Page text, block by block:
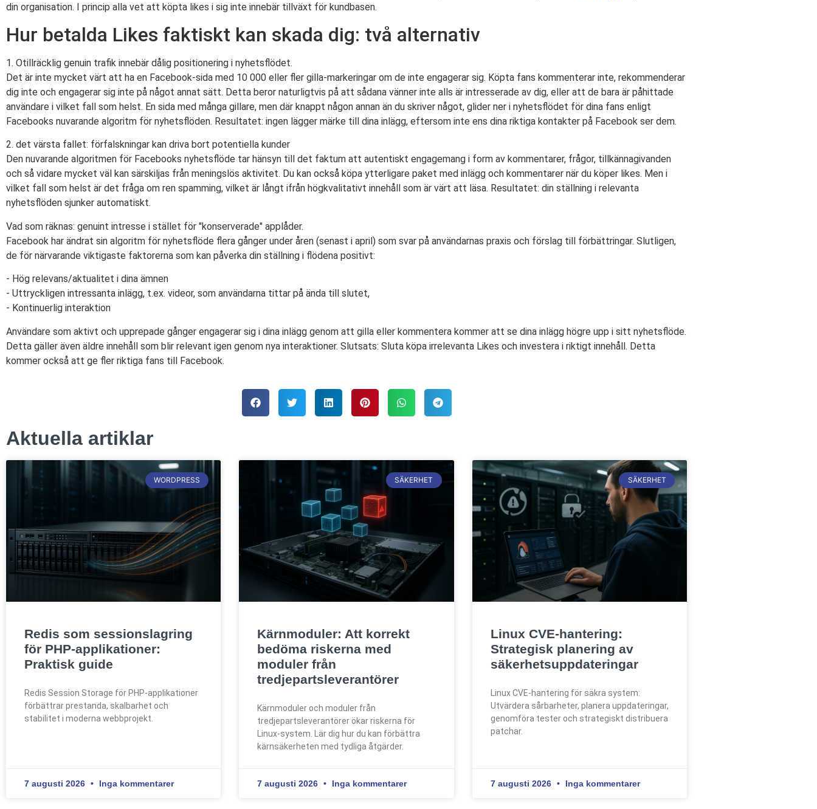
din organisation. I princip alla vet att köpta likes i sig inte innebär tillväxt för kundbasen.
Hur betalda Likes faktiskt kan skada dig: två alternativ
1. Otillräcklig genuin trafik innebär dålig positionering i nyhetsflödet.
Det är inte mycket värt att ha en Facebook-sida med 10 000 eller fler gilla-markeringar om de inte engagerar sig. Köpta fans kommenterar inte, rekommenderar
dig inte och engagerar sig inte på något annat sätt. Detta beror naturligtvis på att sådana vänner inte alls är intresserade av dig, eller att de bara är påhittade
användare i vilket fall som helst. En sida med många gillare, men där knappt någon annan än du skriver något, glider ner i nyhetsflödet för dina fans enligt
Facebooks nuvarande algoritm för nyhetsflöden. Resultatet: ingen lägger märke till dina inlägg, eftersom inte ens dina riktiga kontakter på Facebook ser dem.
2. det värsta fallet: förfalskningar kan driva bort potentiella kunder
Den nuvarande algoritmen för Facebooks nyhetsflöde tar hänsyn till det faktum att autentiskt engagemang i form av kommentarer, frågor, tillkännagivanden
och så vidare mycket väl kan särskiljas från meningslös aktivitet. Du kan också köpa ytterligare paket med inlägg och kommentarer när du köper likes. Men i
vilket fall som helst är det fråga om ren spamming, vilket är långt ifrån högkvalitativt innehåll som är värt att läsa. Resultatet: din ställning i relevanta
nyhetsflöden sjunker automatiskt.
Vad som räknas: genuint intresse i stället för "konserverade" applåder.
Facebook har ändrat sin algoritm för nyhetsflöde flera gånger under åren (senast i april) som svar på användarnas praxis och förslag till förbättringar. Slutligen,
de för närvarande viktigaste faktorerna som kan påverka din ställning i flödena positivt:
- Hög relevans/aktualitet i dina ämnen
- Uttryckligen intressanta inlägg, t.ex. videor, som användarna tittar på ända till slutet,
- Kontinuerlig interaktion
Användare som aktivt och upprepade gånger engagerar sig i dina inlägg genom att gilla eller kommentera kommer att se dina inlägg högre upp i sitt nyhetsflöde.
Detta gäller även äldre innehåll som blir relevant igen genom nya interaktioner. Slutsats: Sluta köpa irrelevanta Likes och investera i riktigt innehåll. Detta
kommer också att ge fler riktiga fans till Facebook.
Aktuella artiklar
WORDPRESS
Redis som sessionslagring
för PHP-applikationer:
Praktisk guide
Redis Session Storage för PHP-applikationer
förbättrar prestanda, skalbarhet och
stabilitet i moderna webbprojekt.
7 augusti 2026 Inga kommentarer
SÄKERHET
Kärnmoduler: Att korrekt
bedöma riskerna med
moduler från
tredjepartsleverantörer
Kärnmoduler och moduler från
tredjepartsleverantörer ökar riskerna för
Linux-system. Lär dig hur du kan förbättra
kärnsäkerheten med tydliga åtgärder.
7 augusti 2026 Inga kommentarer
SÄKERHET
Linux CVE-hantering:
Strategisk planering av
säkerhetsuppdateringar
Linux CVE-hantering för säkra system:
Utvärdera sårbarheter, planera uppdateringar,
genomföra tester och strategiskt distribuera
patchar.
7 augusti 2026 Inga kommentarer